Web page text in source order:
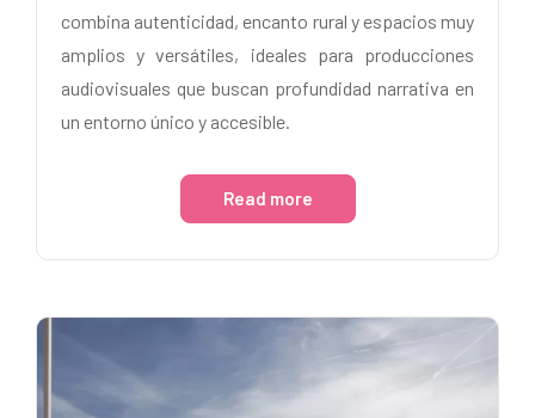
combina autenticidad, encanto rural y espacios muy
amplios y versátiles, ideales para producciones
audiovisuales que buscan profundidad narrativa en
un entorno único y accesible.
Read more